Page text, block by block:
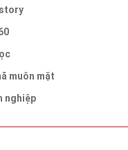
muôn mặt
nghiệp